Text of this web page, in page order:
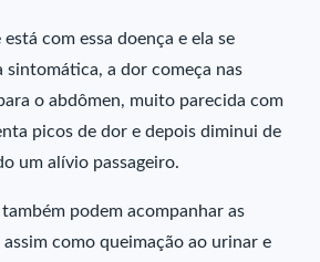
com essa doença e ela se
sintomática, a dor começa nas
o abdômen, muito parecida com
picos de dor e depois diminui de
um alívio passageiro.
podem acompanhar as
como queimação ao urinar e